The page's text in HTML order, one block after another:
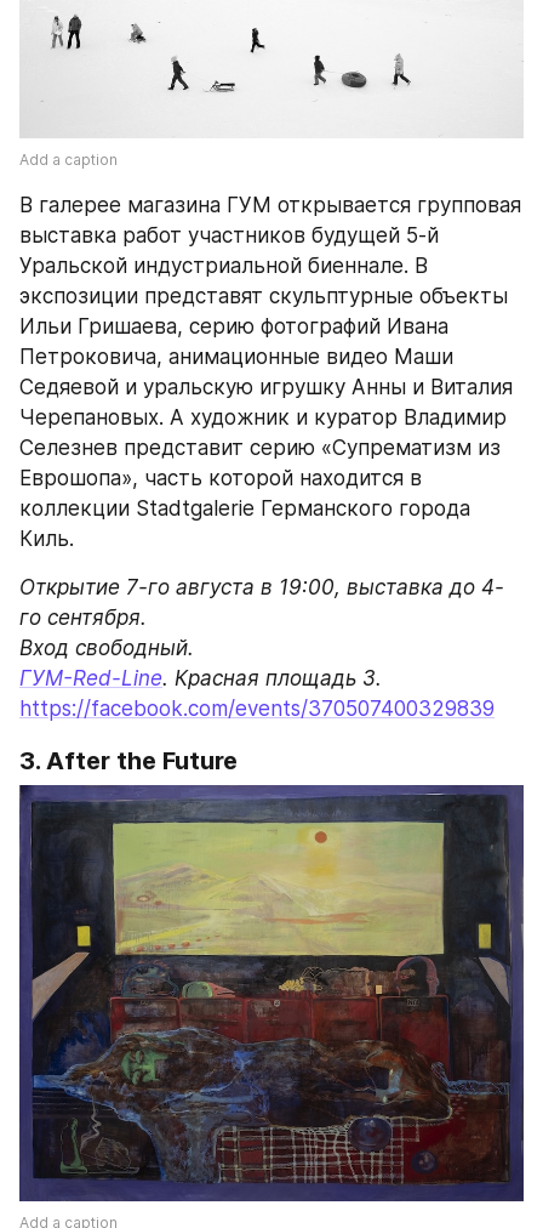
Add a caption
В галерее магазина ГУМ открывается групповая
выставка работ участников будущей 5-й
Уральской индустриальной биеннале. В
экспозиции представят скульптурные объекты
Ильи Гришаева, серию фотографий Ивана
Петроковича, анимационные видео Маши
Седяевой и уральскую игрушку Анны и Виталия
Черепановых. А художник и куратор Владимир
Селезнев представит серию «Супрематизм из
Еврошопа», часть которой находится в
коллекции Stadtgalerie Германского города
Киль.
Открытие 7-го августа в 19:00, выставка до 4-
го сентября.
ГУМ-Red-Line
https://facebook.com/events/370507400329839
3. After the Future
Add a caption